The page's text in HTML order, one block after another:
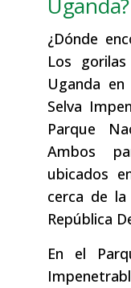
Uganda?
¿Dónde
Los
Uganda
Selva
Parque
Ambos
ubicados
cerca de
República
En el